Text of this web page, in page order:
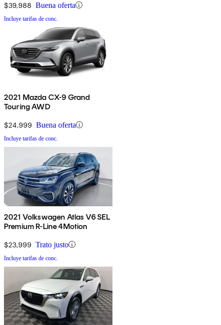
$39,988 Buena oferta
Incluye tarifas de conc.
2021 Mazda CX-9 Grand
Touring AWD
$24,999 Buena oferta
Incluye tarifas de conc.
2021 Volkswagen Atlas V6 SEL
Premium R-Line 4Motion
$23,999 Trato justo
Incluye tarifas de conc.